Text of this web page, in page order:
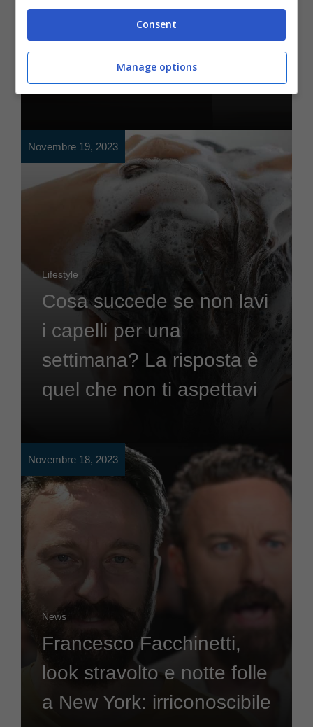
questi segni, ma altri
avranno qualche
dispiacere
Novembre 19, 2023
Lifestyle
Cosa succede se non lavi
i capelli per una
settimana? La risposta è
quel che non ti aspettavi
Novembre 18, 2023
News
Francesco Facchinetti,
look stravolto e notte folle
a New York: irriconoscibile
Consent
Manage options